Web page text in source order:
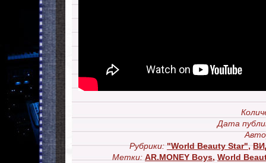
Дата
Рубрики: "World Beauty Star",
Метки: AR.MONEY Boys, World